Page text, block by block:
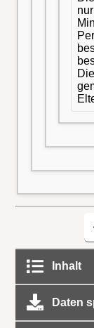
Inhalt
Daten